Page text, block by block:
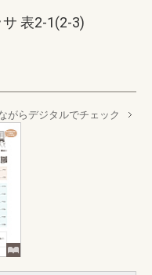
表2-1(2-3)
がらデジタルでチェック